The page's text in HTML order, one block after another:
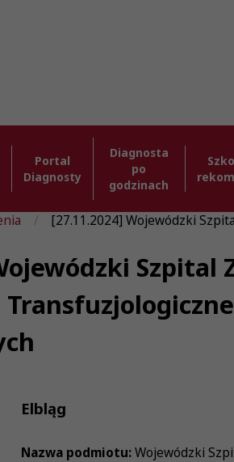
Portal
Diagnosty
Diagnosta
po
godzinach
[27.11.2024] Wojewódzki
Elbląg
Nazwa podmiotu:Wojewódzki